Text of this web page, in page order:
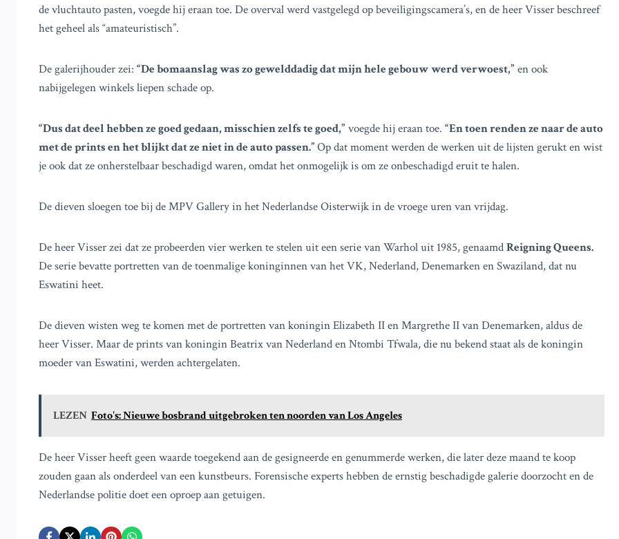
de vluchtauto pasten, voegde hij eraan toe. De overval werd vastgelegd op beveiligingscamera’s, en de heer Visser beschreef
het geheel als “amateuristisch”.
De galerijhouder zei: “De bomaanslag was zo gewelddadig dat mijn hele gebouw werd verwoest,” en ook
nabijgelegen winkels liepen schade op.
“Dus dat deel hebben ze goed gedaan, misschien zelfs te goed,” voegde hij eraan toe. “En toen renden ze naar de auto
met de prints en het blijkt dat ze niet in de auto passen.”Op dat moment werden de werken uit de lijsten gerukt en wist
je ook dat ze onherstelbaar beschadigd waren, omdat het onmogelijk is om ze onbeschadigd eruit te halen.
De dieven sloegen toe bij de MPV Gallery in het Nederlandse Oisterwijk in de vroege uren van vrijdag.
De heer Visser zei dat ze probeerden vier werken te stelen uit een serie van Warhol uit 1985, genaamdReigning Queens.
De serie bevatte portretten van de toenmalige koninginnen van het VK, Nederland, Denemarken en Swaziland, dat nu
Eswatini heet.
De dieven wisten weg te komen met de portretten van koningin Elizabeth II en Margrethe II van Denemarken, aldus de
heer Visser. Maar de prints van koningin Beatrix van Nederland en Ntombi Tfwala, die nu bekend staat als de koningin
moeder van Eswatini, werden achtergelaten.
LEZEN Foto's: Nieuwe bosbrand uitgebroken ten noorden van Los Angeles
De heer Visser heeft geen waarde toegekend aan de gesigneerde en genummerde werken, die later deze maand te koop
zouden gaan als onderdeel van een kunstbeurs. Forensische experts hebben de ernstig beschadigde galerie doorzocht en de
Nederlandse politie doet een oproep aan getuigen.